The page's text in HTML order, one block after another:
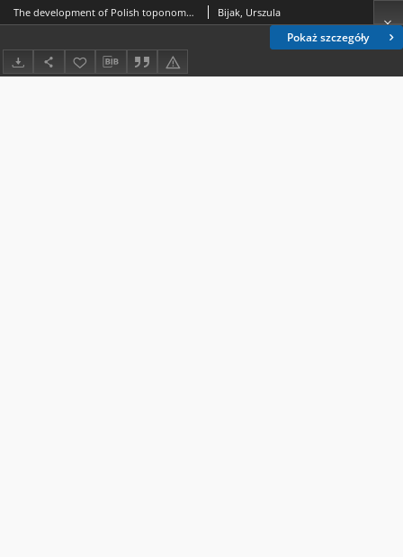
Pokaż szczegóły
The development of Polish toponomastic terminology Bijak, Urszula